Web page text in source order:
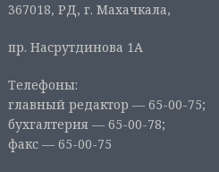
367018, РД, г. Махачкала,
пр. Насрутдинова 1А
Телефоны:
главный редактор — 65-00-75;
бухгалтерия — 65-00-78;
факс — 65-00-75